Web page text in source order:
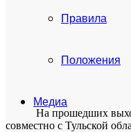
Правила
Положения
Медиа
На прошедших
совместно с Тульской